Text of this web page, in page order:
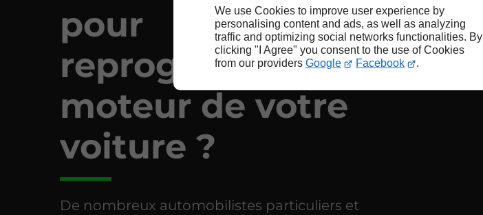
We use Cookies to improve user experience by
personalising content and ads, as well as analyzing
traffic and optimizing social networks functionalities. By
clicking "I Agree" you consent to the use of Cookies
from our providers Google Facebook .
pour
reprogrammer le
moteur de votre
voiture ?
De nombreux automobilistes particuliers et